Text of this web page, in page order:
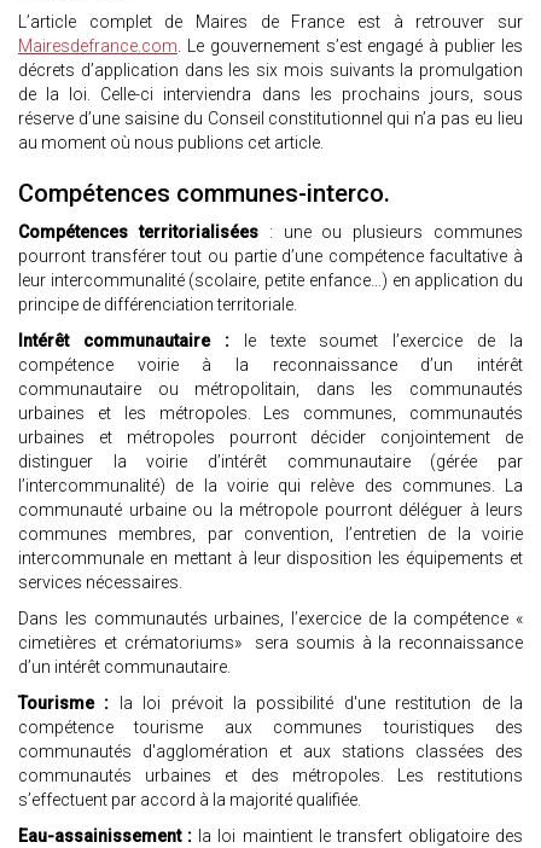
L’article complet de Maires de France est à retrouver sur
Mairesdefrance.com. Le gouvernement s’est engagé à publier les
décrets d’application dans les six mois suivants la promulgation
de la loi. Celle-ci interviendra dans les prochains jours, sous
réserve d’une saisine du Conseil constitutionnel qui n’a pas eu lieu
au moment où nous publions cet article.
Compétences communes-interco.
Compétences territorialisées: une ou plusieurs communes
pourront transférer tout ou partie d’une compétence facultative à
leur intercommunalité (scolaire, petite enfance…) en application du
principe de différenciation territoriale.
Intérêt communautaire :
le texte soumet l’exercice de la
compétence voirie à la reconnaissance d’un intérêt
communautaire ou métropolitain, dans les communautés
urbaines et les métropoles. Les communes, communautés
urbaines et métropoles pourront décider conjointement de
distinguer la voirie d’intérêt communautaire (gérée par
l’intercommunalité) de la voirie qui relève des communes. La
communauté urbaine ou la métropole pourront déléguer à leurs
communes membres, par convention, l’entretien de la voirie
intercommunale en mettant à leur disposition les équipements et
services nécessaires.
Dans les communautés urbaines, l’exercice de la compétence «
cimetières et crématoriums» sera soumis à la reconnaissance
d’un intérêt communautaire.
Tourisme : la loi prévoit la possibilité d'une restitution de la
compétence tourisme aux communes touristiques des
communautés d'agglomération et aux stations classées des
communautés urbaines et des métropoles. Les restitutions
s’effectuent par accord à la majorité qualifiée.
Eau-assainissement : la loi maintient le transfert obligatoire des